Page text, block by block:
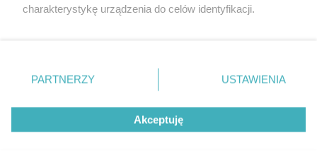
O nas
Nasze serwisy
charakterystykę urządzenia do celów identyfikacji.
zmienić/wycofać klikając przycisk ustawień prywatności
znajdujący się w lewym dolnym rogu strony
rodzaje przetwarzania danych nie wymagają zgody
użytkownika, ale masz prawo sprzeciwić się takiemu
przetwarzaniu. Preferencje będą miały zastosowanie tylko
PARTNERZY USTAWIENIA
Akceptuję